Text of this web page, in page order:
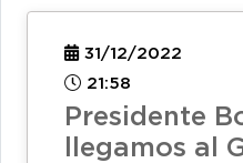
31/12/2022
21:58
Presidente
llegamos al